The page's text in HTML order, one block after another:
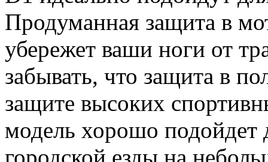
Продуманная защита в
убережет ваши ноги от
забывать, что защита в
защите высоких
модель хорошо подойдет